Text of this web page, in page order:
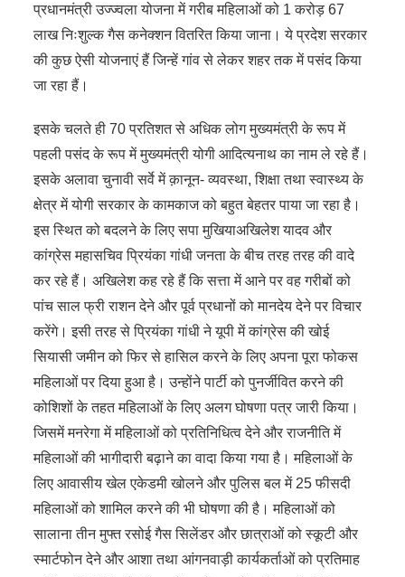
प्रधानमंत्री उज्ज्वला योजना में गरीब महिलाओं को 1 करोड़ 67
लाख निःशुल्क गैस कनेक्शन वितरित किया जाना। ये प्रदेश सरकार
की कुछ ऐसी योजनाएं हैं जिन्हें गांव से लेकर शहर तक में पसंद किया
जा रहा हैं।
इसके चलते ही 70 प्रतिशत से अधिक लोग मुख्यमंत्री के रूप में
पहली पसंद के रूप में मुख्यमंत्री योगी आदित्यनाथ का नाम ले रहे हैं।
इसके अलावा चुनावी सर्वे में क़ानून- व्यवस्था, शिक्षा तथा स्वास्थ्य के
क्षेत्र में योगी सरकार के कामकाज को बहुत बेहतर पाया जा रहा है।
इस स्थित को बदलने के लिए सपा मुखियाअखिलेश यादव और
कांग्रेस महासचिव प्रियंका गांधी जनता के बीच तरह तरह की वादे
कर रहे हैं। अखिलेश कह रहे हैं कि सत्ता में आने पर वह गरीबों को
पांच साल फ्री राशन देने और पूर्व प्रधानों को मानदेय देने पर विचार
करेंगे। इसी तरह से प्रियंका गांधी ने यूपी में कांग्रेस की खोई
सियासी जमीन को फिर से हासिल करने के लिए अपना पूरा फोकस
महिलाओं पर दिया हुआ है। उन्होंने पार्टी को पुनर्जीवित करने की
कोशिशों के तहत महिलाओं के लिए अलग घोषणा पत्र जारी किया।
जिसमें मनरेगा में महिलाओं को प्रतिनिधित्व देने और राजनीति में
महिलाओं की भागीदारी बढ़ाने का वादा किया गया है। महिलाओं के
लिए आवासीय खेल एकेडमी खोलने और पुलिस बल में 25 फीसदी
महिलाओं को शामिल करने की भी घोषणा की है। महिलाओं को
सालाना तीन मुफ्त रसोई गैस सिलेंडर और छात्राओं को स्कूटी और
स्मार्टफोन देने और आशा तथा आंगनवाड़ी कार्यकर्ताओं को प्रतिमाह